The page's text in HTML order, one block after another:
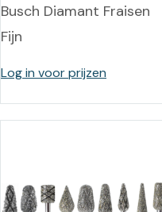
Busch Diamant Fraisen
Fijn
Log in voor prijzen